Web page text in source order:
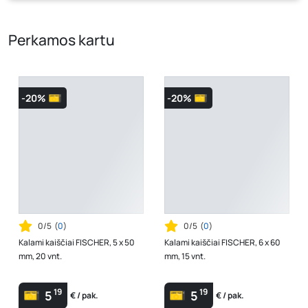
kaina, kuri galioja pirkimo metu.
Perkamos kartu
-20%
0/5 (0)
Kalami kaiščiai FISCHER, 5 x 50
mm, 20 vnt.
519 € / pak.
-20%
0/5 (0)
Kalami kaiščiai FISCHER, 6 x 60
mm, 15 vnt.
519 € / pak.